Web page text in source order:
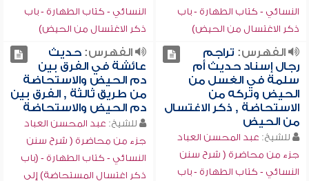
النسائي - كتاب الطهارة - باب
ذكر الاغتسال من الحيض)
النسائي - كتاب الطهارة - باب
ذكر الاغتسال من الحيض)
الفهرس: تراجم
رجال إسناد حديث أم
سلمة في الغسل من
الحيض وتركه من
الاستحاضة , ذكر الاغتسال
من الحيض
للشيخ: عبد المحسن العباد
جزء من محاضرة ( شرح سنن
النسائي - كتاب الطهارة - باب
الفهرس:حديث
عائشة في الفرق بين
دم الحيض والاستحاضة
من طريق ثالثة , الفرق بين
دم الحيض والاستحاضة
للشيخ: عبد المحسن العباد
جزء من محاضرة ( شرح سنن
النسائي - كتاب الطهارة - (باب
ذكر اغتسال المستحاضة) إلى